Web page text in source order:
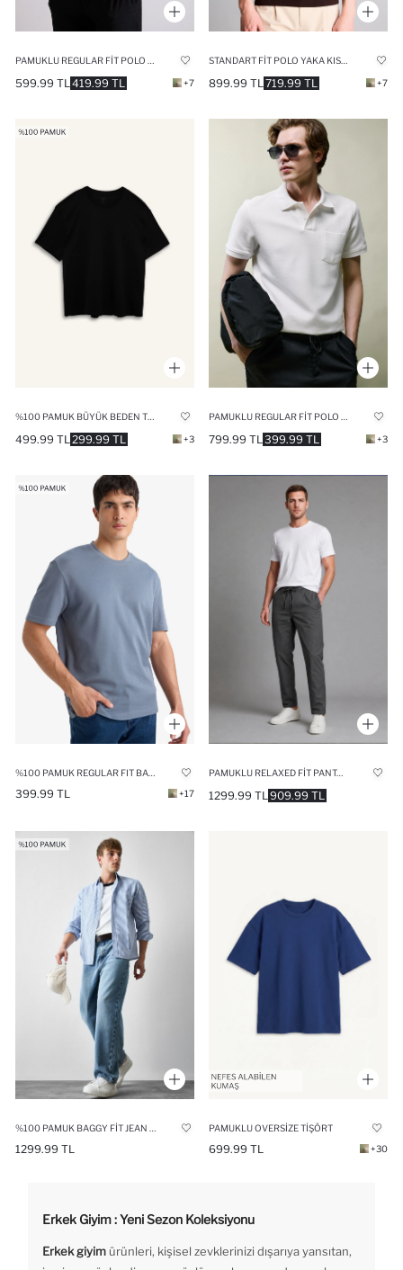
PAMUKLU REGULAR FIT POLO TIŞÖRT
419.99 TL
599.99 TL +7
STANDART FIT POLO YAKA KISA KOLLU TRIKO TIŞÖRT
719.99 TL
899.99 TL +7
299.99 TL
499.99 TL +3 399.99 TL
799.99 TL +3
399.99 TL +17
PAMUKLU RELAXED FIT PANTOLON
909.99 TL
1299.99 TL
1299.99 TL
PAMUKLU OVERSIZE TIŞÖRT
699.99 TL +30
Erkek Giyim : Yeni Sezon Koleksiyonu
Erkek giyim ürünleri, kişisel zevklerinizi dışarıya yansıtan,